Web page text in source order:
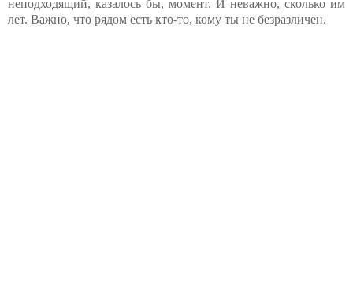
неподходящий, казалось бы, момент. И неважно, сколько им
лет. Важно, что рядом есть кто-то, кому ты не безразличен.